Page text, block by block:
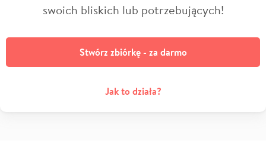
swoich bliskich lub potrzebujących!
Stwórz zbiórkę - za darmo
Jak to działa?